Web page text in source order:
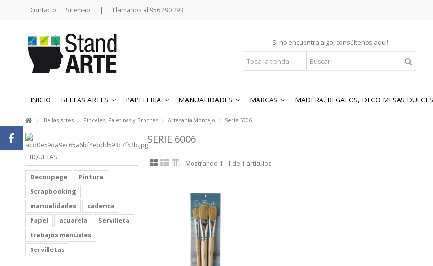
Contacto Sitemap | Llamanos al 956 290 293
Si no encuentra algo, consúltenos aqui!
INICIO BELLAS ARTES PAPELERIA MANUALIDADES MARCAS MADERA, REGALOS, DECO MESAS DULCES
Bellas Artes Pinceles, Paletinas y Brochas Artesania Montejo Serie 6006
SERIE 6006
Mostrando 1 - 1 de 1 artículos
ETIQUETAS
Decoupage
Pintura
Scrapbooking
manualidades
cadence
Papel
acuarela
Servilleta
trabajos manuales
Servilletas